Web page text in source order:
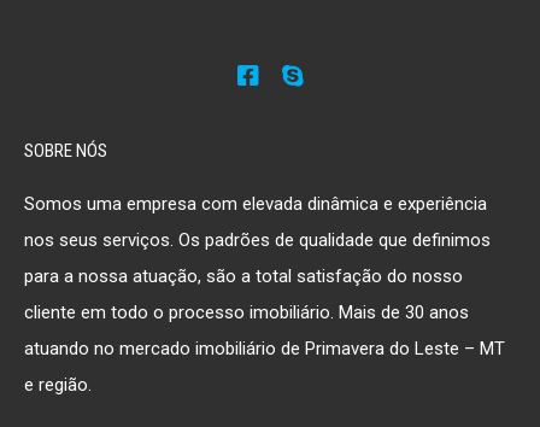
SOBRE NÓS
Somos uma empresa com elevada dinâmica e experiência
nos seus serviços. Os padrões de qualidade que definimos
para a nossa atuação, são a total satisfação do nosso
cliente em todo o processo imobiliário. Mais de 30 anos
atuando no mercado imobiliário de Primavera do Leste – MT
e região.